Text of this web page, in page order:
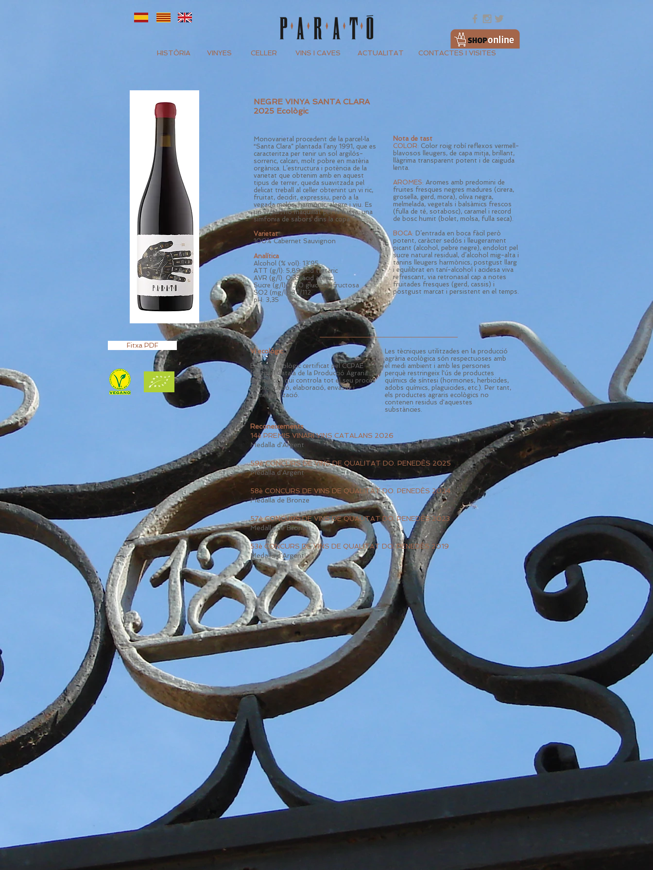
VINYES CELLER VINS I CAVES ACTUALITAT CONTACTES I VISITES
HISTÒRIA
Fitxa PDF
NEGRE VINYA SANTA CLARA
2025 Ecològic
Monovarietal procedent de la parcel·la
“Santa Clara” plantada l’any 1991, que es
caracteritza per tenir un sol argilós-
sorrenc, calcari, molt pobre en matèria
orgànica. L’estructura i potència de la
varietat que obtenim amb en aquest
tipus de terrer, queda suavitzada pel
delicat treball al celler obtenint un vi ric,
fruitat, decidit, expressiu, però a la
vegada melós, harmònic, alegre i viu. Es
un vi pur, no maquillat per la fusta, una
simfonia de sabors dins la copa.
Varietat
100% Cabernet Sauvignon
Analítica
Alcohol (% vol): 13'95
ATT (g/l): 5,89 àcid tartàric
AVR (g/l): 0,35 àcid acètic
Sucre (g/l): 7,50 glucosa+fructosa
SO2 (mg/l): 37/112
pH: 3,35
Nota de tast
COLOR: Color roig robí reflexos vermell-
blavosos lleugers, de capa mitja, brillant,
llàgrima transparent potent i de caiguda
lenta.
AROMES: Aromes amb predomini de
fruites fresques negres madures (cirera,
grosella, gerd, mora), oliva negra,
melmelada, vegetals i balsàmics frescos
(fulla de té, sotabosc), caramel i record
de bosc humit (bolet, molsa, fulla seca).
BOCA: D’entrada en boca fàcil però
potent, caràcter sedós i lleugerament
picant (alcohol, pebre negre), endolcit pel
sucre natural residual, d’alcohol mig-alta i
tanins lleugers harmònics, postgust llarg
i equilibrat en taní-alcohol i acidesa viva
refrescant, via retronasal cap a notes
fruitades fresques (gerd, cassis) i
postgust marcat i persistent en el temps.
Vi ecològic
És un vi ecològic certificat pel CCPAE
(Consell Català de la Producció Agraria
Ecològica), qui controla tot el seu procés
de producció, elaboració, envasat i
comercialització.
Les tècniques utilitzades en la producció
agrària ecològica són respectuoses amb
el medi ambient i amb les persones
perquè restringeix l'ús de productes
químics de síntesi (hormones, herbicides,
adobs químics, plaguicides, etc.). Per tant,
els productes agraris ecològics no
contenen residus d'aquestes
substàncies.
Reconeixements
14è PREMIS VINARI VINS CATALANS 2026
​Medalla d'Argent
59è CONCURS DE VINS DE QUALITAT DO. PENEDÈS 2025
​Medalla d'Argent
58è CONCURS DE VINS DE QUALITAT DO. PENEDÈS 2024
​Medalla de Bronze
57è CONCURS DE VINS DE QUALITAT DO. PENEDÈS 2023
​Medalla de Bronze
53è CONCURS DE VINS DE QUALITAT DO. PENEDÈS 2019
​Medalla d'Argent